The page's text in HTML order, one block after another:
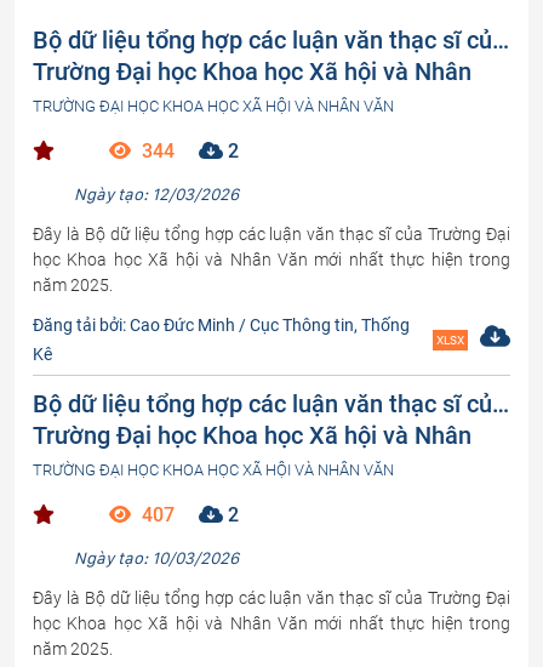
Bộ dữ liệu tổng hợp các luận văn thạc sĩ của
Trường Đại học Khoa học Xã hội và Nhân
Văn (phần 2)
TRƯỜNG ĐẠI HỌC KHOA HỌC XÃ HỘI VÀ NHÂN VĂN
344 2
Ngày tạo: 12/03/2026
Đây là Bộ dữ liệu tổng hợp các luận văn thạc sĩ của Trường Đại
học Khoa học Xã hội và Nhân Văn mới nhất thực hiện trong
năm 2025.
Đăng tải bởi: Cao Đức Minh / Cục Thông tin, Thống
Kê
XLSX
Bộ dữ liệu tổng hợp các luận văn thạc sĩ của
Trường Đại học Khoa học Xã hội và Nhân
Văn (phần 1)
TRƯỜNG ĐẠI HỌC KHOA HỌC XÃ HỘI VÀ NHÂN VĂN
407 2
Ngày tạo: 10/03/2026
Đây là Bộ dữ liệu tổng hợp các luận văn thạc sĩ của Trường Đại
học Khoa học Xã hội và Nhân Văn mới nhất thực hiện trong
năm 2025.